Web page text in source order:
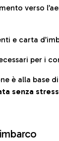
verso
e carta
per i
è alla base
senza